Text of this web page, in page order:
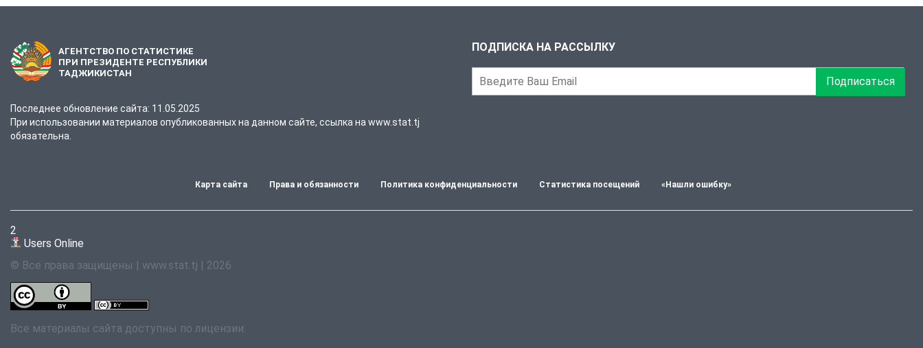
АГЕНТСТВО ПО СТАТИСТИКЕ
ПРИ ПРЕЗИДЕНТЕ РЕСПУБЛИКИ
ТАДЖИКИСТАН
Последнее обновление сайта: 11.05.2025
При использовании материалов опубликованных на данном сайте, ссылка на www.stat.tj
обязательна.
ПОДПИСКА НА РАССЫЛКУ
Подписаться
Карта сайта Права и обязанности Политика конфиденциальности Статистика посещений «Нашли ошибку»
2
Users Online
© Все права защищены | www.stat.tj | 2026
Все материалы сайта доступны по лицензии: